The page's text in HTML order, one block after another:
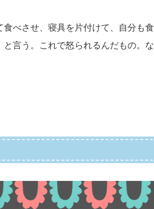
べさせ、寝具を片付けて、自分も食
言う。これで怒られるんだもの。な